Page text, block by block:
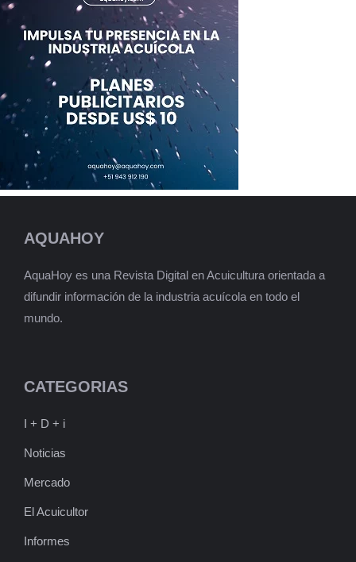
AQUAHOY
AquaHoy es una Revista Digital en Acuicultura orientada a
difundir información de la industria acuícola en todo el
mundo.
CATEGORIAS
I + D + i
Noticias
Mercado
El Acuicultor
Informes